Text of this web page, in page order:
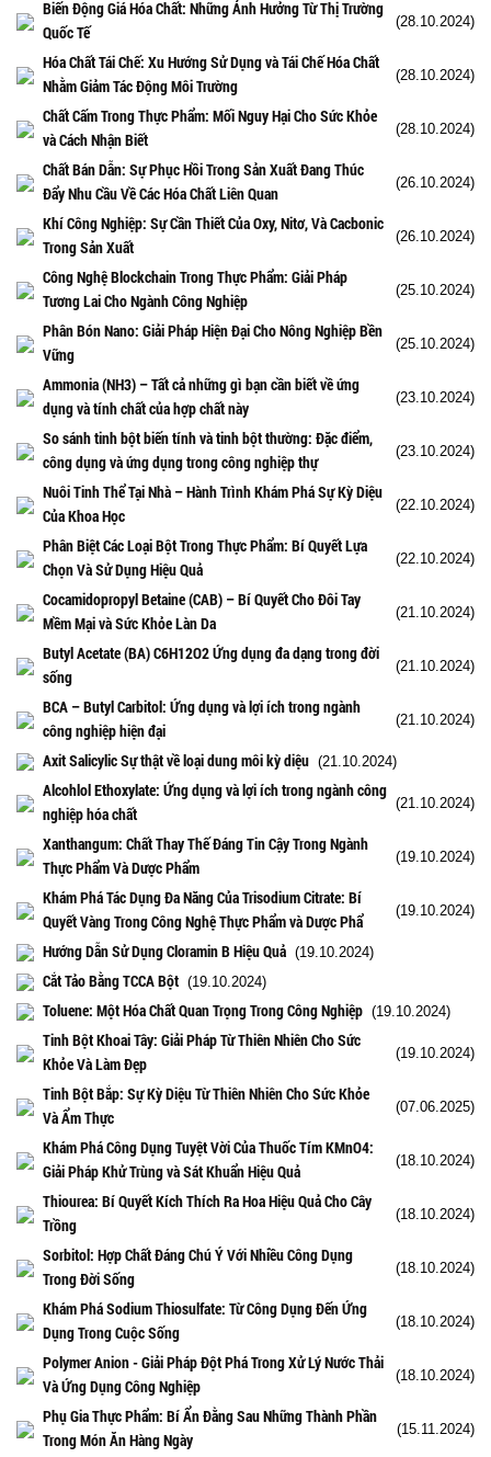
Biến Động Giá Hóa Chất: Những Ảnh Hưởng Từ Thị Trường
Quốc Tế
(28.10.2024)
Hóa Chất Tái Chế: Xu Hướng Sử Dụng và Tái Chế Hóa Chất
Nhằm Giảm Tác Động Môi Trường
(28.10.2024)
Chất Cấm Trong Thực Phẩm: Mối Nguy Hại Cho Sức Khỏe
và Cách Nhận Biết
(28.10.2024)
Chất Bán Dẫn: Sự Phục Hồi Trong Sản Xuất Đang Thúc
Đẩy Nhu Cầu Về Các Hóa Chất Liên Quan
(26.10.2024)
Khí Công Nghiệp: Sự Cần Thiết Của Oxy, Nitơ, Và Cacbonic
Trong Sản Xuất
(26.10.2024)
Công Nghệ Blockchain Trong Thực Phẩm: Giải Pháp
Tương Lai Cho Ngành Công Nghiệp
(25.10.2024)
Phân Bón Nano: Giải Pháp Hiện Đại Cho Nông Nghiệp Bền
Vững
(25.10.2024)
Ammonia (NH3) – Tất cả những gì bạn cần biết về ứng
dụng và tính chất của hợp chất này
(23.10.2024)
So sánh tinh bột biến tính và tinh bột thường: Đặc điểm,
công dụng và ứng dụng trong công nghiệp thự
(23.10.2024)
Nuôi Tinh Thể Tại Nhà – Hành Trình Khám Phá Sự Kỳ Diệu
Của Khoa Học
(22.10.2024)
Phân Biệt Các Loại Bột Trong Thực Phẩm: Bí Quyết Lựa
Chọn Và Sử Dụng Hiệu Quả
(22.10.2024)
Cocamidopropyl Betaine (CAB) – Bí Quyết Cho Đôi Tay
Mềm Mại và Sức Khỏe Làn Da
(21.10.2024)
Butyl Acetate (BA) C6H12O2 Ứng dụng đa dạng trong đời
sống
(21.10.2024)
BCA – Butyl Carbitol: Ứng dụng và lợi ích trong ngành
công nghiệp hiện đại
(21.10.2024)
Axit Salicylic Sự thật về loại dung môi kỳ diệu (21.10.2024)
Alcohlol Ethoxylate: Ứng dụng và lợi ích trong ngành công
nghiệp hóa chất
(21.10.2024)
Xanthangum: Chất Thay Thế Đáng Tin Cậy Trong Ngành
Thực Phẩm Và Dược Phẩm
(19.10.2024)
Khám Phá Tác Dụng Đa Năng Của Trisodium Citrate: Bí
Quyết Vàng Trong Công Nghệ Thực Phẩm và Dược Phẩ
(19.10.2024)
Hướng Dẫn Sử Dụng Cloramin B Hiệu Quả (19.10.2024)
Cắt Tảo Bằng TCCA Bột (19.10.2024)
Toluene: Một Hóa Chất Quan Trọng Trong Công Nghiệp (19.10.2024)
Tinh Bột Khoai Tây: Giải Pháp Từ Thiên Nhiên Cho Sức
Khỏe Và Làm Đẹp
(19.10.2024)
Tinh Bột Bắp: Sự Kỳ Diệu Từ Thiên Nhiên Cho Sức Khỏe
Và Ẩm Thực
(07.06.2025)
Khám Phá Công Dụng Tuyệt Vời Của Thuốc Tím KMnO4:
Giải Pháp Khử Trùng và Sát Khuẩn Hiệu Quả
(18.10.2024)
Thiourea: Bí Quyết Kích Thích Ra Hoa Hiệu Quả Cho Cây
Trồng
(18.10.2024)
Sorbitol: Hợp Chất Đáng Chú Ý Với Nhiều Công Dụng
Trong Đời Sống
(18.10.2024)
Khám Phá Sodium Thiosulfate: Từ Công Dụng Đến Ứng
Dụng Trong Cuộc Sống
(18.10.2024)
Polymer Anion - Giải Pháp Đột Phá Trong Xử Lý Nước Thải
Và Ứng Dụng Công Nghiệp
(18.10.2024)
Phụ Gia Thực Phẩm: Bí Ẩn Đằng Sau Những Thành Phần
Trong Món Ăn Hàng Ngày
(15.11.2024)